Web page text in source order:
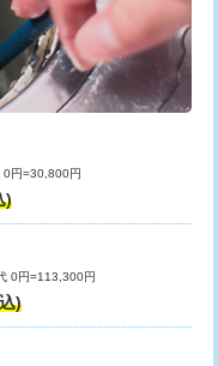
11,000円~
55,000円
11,000円
22,000円
33,000円
円=30,800円
)
0円=113,300円
)